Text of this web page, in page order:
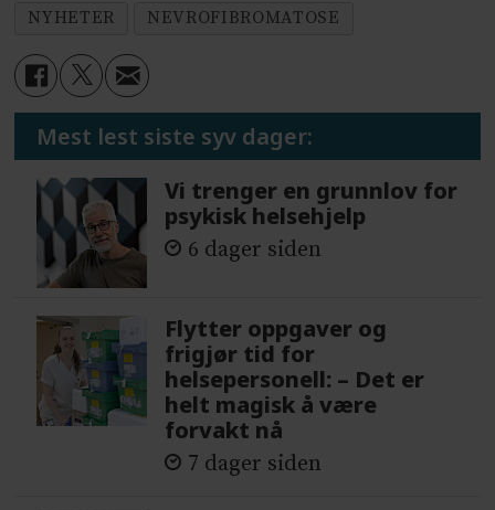
NYHETER
NEVROFIBROMATOSE
Mest lest siste syv dager:
Vi trenger en grunnlov for
psykisk helsehjelp
6 dager siden
Flytter oppgaver og
frigjør tid for
helsepersonell: – Det er
helt magisk å være
forvakt nå
7 dager siden